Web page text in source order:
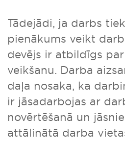
Tādejādi, ja darbs
pienākums veikt
devējs ir atbildīgs
veikšanu. Darba
daļa nosaka, ka
ir jāsadarbojas ar
novērtēšanā un
attālinātā darba